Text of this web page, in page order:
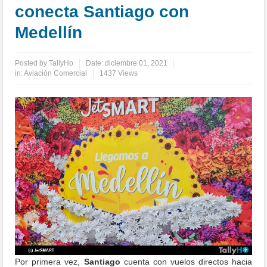
conecta Santiago con
Medellín
Posted byTallyHo Date:diciembre 01, 2021
in:Aviación Comercial 1437 Views
Por primera vez, Santiago cuenta con vuelos directos hacia